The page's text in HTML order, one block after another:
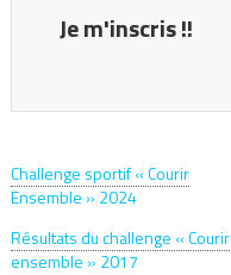
Je m'inscris !!
Challenge sportif « Courir
Ensemble » 2024
Résultats du challenge « Courir
ensemble » 2017